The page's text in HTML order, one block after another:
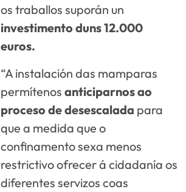
os traballos suporán un
investimento duns 12.000
euros.
“A instalación das mamparas
permítenosanticiparnos ao
proceso de desescalada para
que a medida que o
confinamento sexa menos
restrictivo ofrecer á cidadanía os
diferentes servizos coas